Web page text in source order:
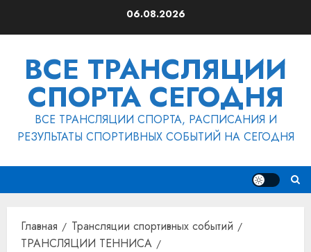
06.08.2026
ВСЕ ТРАНСЛЯЦИИ
СПОРТА СЕГОДНЯ
ВСЕ ТРАНСЛЯЦИИ СПОРТА, РАСПИСАНИЯ И
РЕЗУЛЬТАТЫ СПОРТИВНЫХ СОБЫТИЙ НА СЕГОДНЯ
Главная
Трансляции спортивных событий
ТРАНСЛЯЦИИ ТЕННИСА